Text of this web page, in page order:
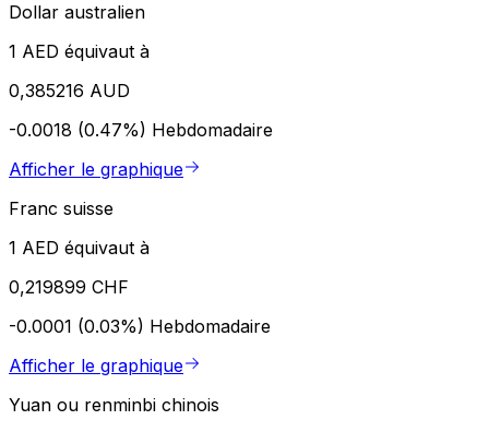
Dollar australien
1 AED équivaut à
0,385216 AUD
-0.0018 (0.47%) Hebdomadaire
Afficher le graphique
Franc suisse
1 AED équivaut à
0,219899 CHF
-0.0001 (0.03%) Hebdomadaire
Afficher le graphique
Yuan ou renminbi chinois